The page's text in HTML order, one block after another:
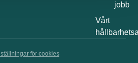
jobb
Vårt
för cookies